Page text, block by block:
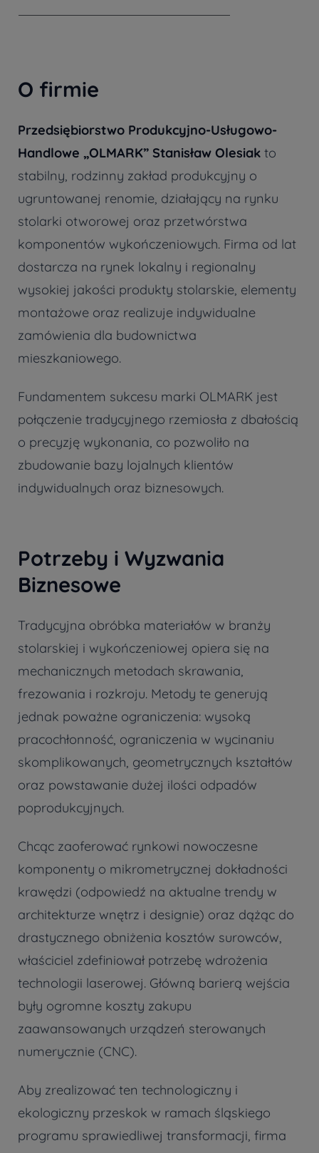
O firmie
Przedsiębiorstwo Produkcyjno-Usługowo-
Handlowe „OLMARK” Stanisław Olesiak to
stabilny, rodzinny zakład produkcyjny o
ugruntowanej renomie, działający na rynku
stolarki otworowej oraz przetwórstwa
komponentów wykończeniowych. Firma od lat
dostarcza na rynek lokalny i regionalny
wysokiej jakości produkty stolarskie, elementy
montażowe oraz realizuje indywidualne
zamówienia dla budownictwa
mieszkaniowego.
Fundamentem sukcesu marki OLMARK jest
połączenie tradycyjnego rzemiosła z dbałością
o precyzję wykonania, co pozwoliło na
zbudowanie bazy lojalnych klientów
indywidualnych oraz biznesowych.
Potrzeby i Wyzwania
Biznesowe
Tradycyjna obróbka materiałów w branży
stolarskiej i wykończeniowej opiera się na
mechanicznych metodach skrawania,
frezowania i rozkroju. Metody te generują
jednak poważne ograniczenia: wysoką
pracochłonność, ograniczenia w wycinaniu
skomplikowanych, geometrycznych kształtów
oraz powstawanie dużej ilości odpadów
poprodukcyjnych.
Chcąc zaoferować rynkowi nowoczesne
komponenty o mikrometrycznej dokładności
krawędzi (odpowiedź na aktualne trendy w
architekturze wnętrz i designie) oraz dążąc do
drastycznego obniżenia kosztów surowców,
właściciel zdefiniował potrzebę wdrożenia
technologii laserowej. Główną barierą wejścia
były ogromne koszty zakupu
zaawansowanych urządzeń sterowanych
numerycznie (CNC).
Aby zrealizować ten technologiczny i
ekologiczny przeskok w ramach śląskiego
programu sprawiedliwej transformacji, firma